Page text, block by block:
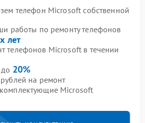
телефон Microsoft собственной
работы по ремонту телефонов
лет
телефонов Microsoft в течении
20%
на ремонт
Microsoft